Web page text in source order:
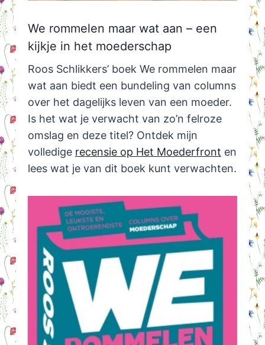
We rommelen maar wat aan – een
kijkje in het moederschap
Roos Schlikkers’ boek We rommelen maar
wat aan biedt een bundeling van columns
over het dagelijks leven van een moeder.
Is het wat je verwacht van zo’n felroze
omslag en deze titel? Ontdek mijn
volledige recensie op Het Moederfront en
lees wat je van dit boek kunt verwachten.